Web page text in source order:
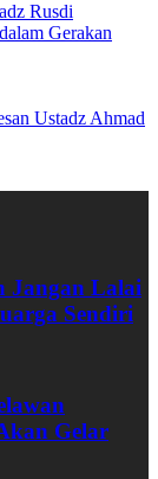
Rusdi
Gerakan
Ustadz Ahmad
Jangan Lalai
Sendiri
Gelar